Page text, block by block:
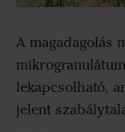
A magadagolás
lekapcsolható,
jelent